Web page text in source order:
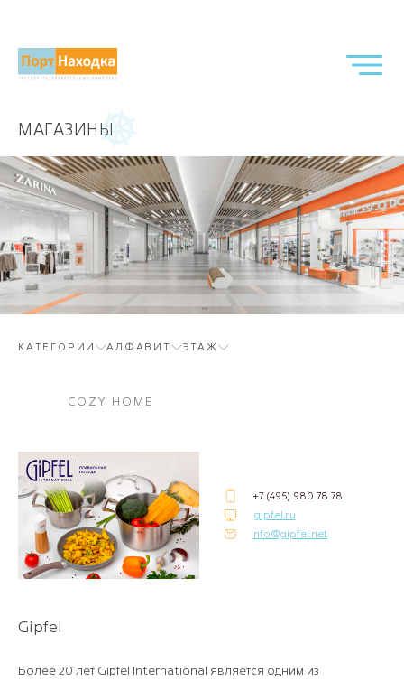
МАГАЗИНЫ
КАТЕГОРИИ АЛФАВИТ ЭТАЖ
COZY HOME
Gipfel
Более 20 лет Gipfel International является одним из
+7 (495) 980 78 78
gipfel.ru
nfo@gipfel.net